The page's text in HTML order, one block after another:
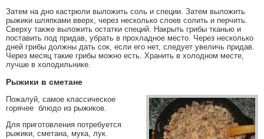
Затем на дно кастрюли выложить соль и специи. Затем выложить
рыжики шляпками вверх, через несколько слоев солить и перчить.
Сверху также выложить остатки специй. Накрыть грибы тканью и
поставить под придав, убрать в прохладное место. Через несколько
дней грибы должны дать сок, если его нет, следует увеличь придав.
Через месяц такие грибы можно есть. Хранить в холодном месте,
лучше в холодильнике.
Рыжики в сметане
Пожалуй, самое классическое
горячее блюдо из рыжиков.
Для приготовления потребуется
рыжики, сметана, мука, лук.